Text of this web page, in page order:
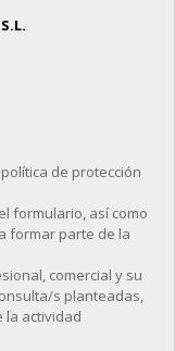
de protección
formulario, así como
formar parte de la
comercial y su
s planteadas,
la actividad